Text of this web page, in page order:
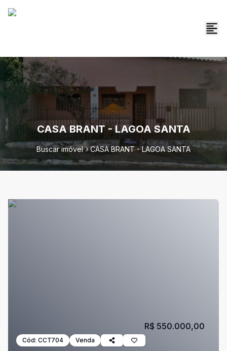
CASA BRANT - LAGOA SANTA
Buscar imóvel CASA BRANT - LAGOA SANTA
Cód: CCT704 Venda
R$ 550.000,00